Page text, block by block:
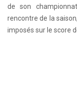
de son
rencontre de la
imposés sur le score